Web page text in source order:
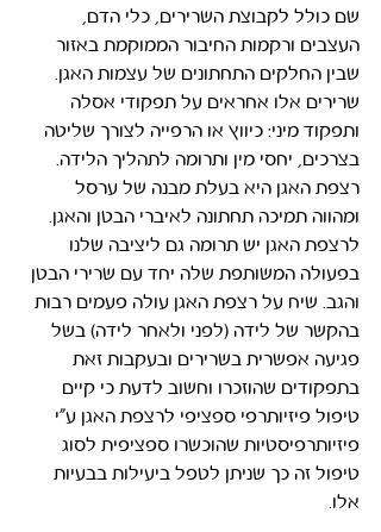
שם כולל לקבוצת השרירים, כלי הדם,
העצבים ורקמות החיבור הממוקמת באזור
שבין החלקים התחתונים של עצמות האגן.
שרירים אלו אחראים על תפקודי אסלה
ותפקוד מיני: כיווץ או הרפייה לצורך שליטה
בצרכים, יחסי מין ותרומה לתהליך הלידה.
רצפת האגן היא בעלת מבנה של ערסל
ומהווה תמיכה תחתונה לאיברי הבטן והאגן.
לרצפת האגן יש תרומה גם ליציבה שלנו
בפעולה המשותפת שלה יחד עם שרירי הבטן
והגב. שיח על רצפת האגן עולה פעמים רבות
בהקשר של לידה (לפני ולאחר לידה) בשל
פגיעה אפשרית בשרירים ובעקבות זאת
בתפקודים שהוזכרו וחשוב לדעת כי קיים
טיפול פיזיותרפי ספציפי לרצפת האגן ע"י
פיזיותרפיסטיות שהוכשרו ספציפית לסוג
טיפול זה כך שניתן לטפל ביעילות בבעיות
אלו.